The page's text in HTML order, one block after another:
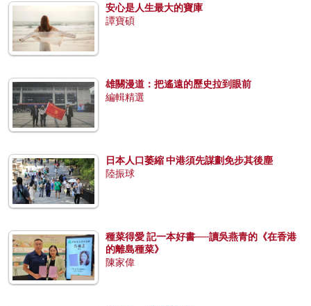
安心是人生最大的寶庫
譚寶碩
雄關漫道：把遙遠的歷史拉到眼前
編輯精選
日本人口萎縮 中港須先謀劃免步其後塵
陸振球
種菜得愛 記一本好書──讀吳燕青的《在香港
的離島種菜》
陳家偉